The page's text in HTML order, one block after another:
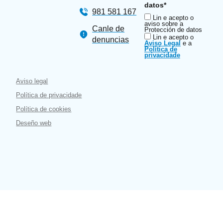
981 581 167
Canle de
denuncias
datos*
Lin e acepto o
aviso sobre a
Protección de datos
Lin e acepto o
Aviso Legal e a
Política de
privacidade
Aviso legal
Política de privacidade
Política de cookies
Deseño web